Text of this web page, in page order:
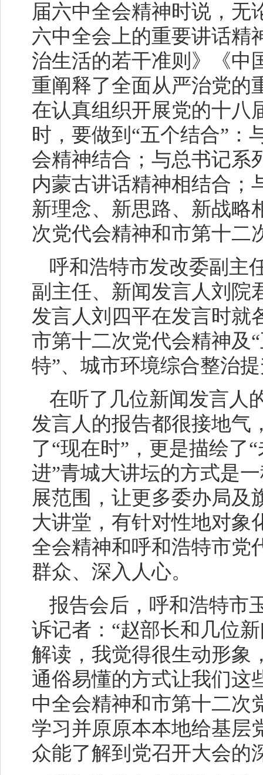
届六中全会精神时说，无
六中全会上的重要讲话精
治生活的若干准则》《中
重阐释了全面从严治党的
在认真组织开展党的十八
时，要做到“五个结合”：
会精神结合；与总书记系
内蒙古讲话精神相结合；
新理念、新思路、新战略
次党代会精神和市第十二
呼和浩特市发改委副主
副主任、新闻发言人刘院
发言人刘四平在发言时就
市第十二次党代会精神及
特”、城市环境综合整治
在听了几位新闻发言人
发言人的报告都很接地气
了“现在时”，更是描绘了
进”青城大讲坛的方式是
展范围，让更多委办局及
大讲堂，有针对性地对象
全会精神和呼和浩特市党
群众、深入人心。
报告会后，呼和浩特市
诉记者：“赵部长和几位
解读，我觉得很生动形象
通俗易懂的方式让我们这
中全会精神和市第十二次
学习并原原本本地给基层
众能了解到党召开大会的